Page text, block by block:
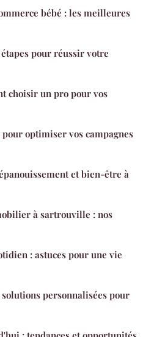
bébé : les meilleures
pour réussir votre
choisir un pro pour vos
optimiser vos campagnes
et bien-être à
à sartrouville : nos
: astuces pour une vie
solutions personnalisées pour